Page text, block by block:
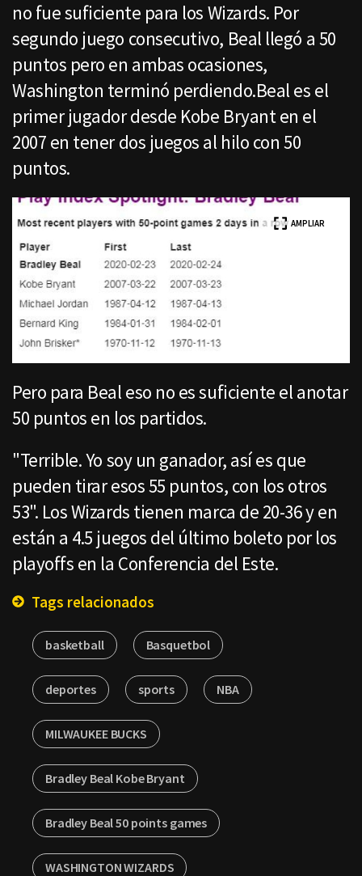
no fue suficiente para los Wizards. Por
segundo juego consecutivo, Beal llegó a 50
puntos pero en ambas ocasiones,
Washington terminó perdiendo.Beal es el
primer jugador desde Kobe Bryant en el
2007 en tener dos juegos al hilo con 50
puntos.
AMPLIAR
Pero para Beal eso no es suficiente el anotar
50 puntos en los partidos.
"Terrible. Yo soy un ganador, así es que
pueden tirar esos 55 puntos, con los otros
53". Los Wizards tienen marca de 20-36 y en
están a 4.5 juegos del último boleto por los
playoffs en la Conferencia del Este.
Tags relacionados
basketball Basquetbol
deportes sports NBA
MILWAUKEE BUCKS
Bradley Beal Kobe Bryant
Bradley Beal 50 points games
WASHINGTON WIZARDS